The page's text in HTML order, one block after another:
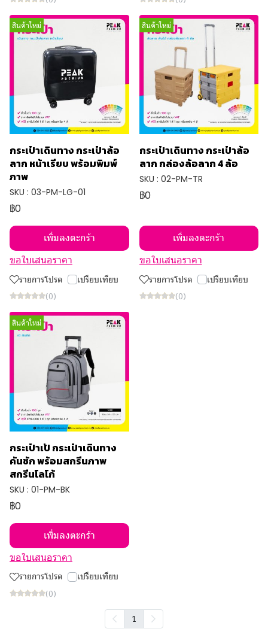
สินค้าใหม่
กระเป๋าเดินทาง กระเป๋าล้อ
ลาก หน้าเรียบ พร้อมพิมพ์
ภาพ
SKU : 03-PM-LG-01
฿0
เพิ่มลงตะกร้า
ขอใบเสนอราคา
รายการโปรด เปรียบเทียบ
(0)
สินค้าใหม่
กระเป๋าเดินทาง กระเป๋าล้อ
ลาก กล่องล้อลาก 4 ล้อ
SKU : 02-PM-TR
฿0
เพิ่มลงตะกร้า
ขอใบเสนอราคา
รายการโปรด เปรียบเทียบ
(0)
สินค้าใหม่
กระเป๋าเป้ กระเป๋าเดินทาง
คันชัก พร้อมสกรีนภาพ
สกรีนโลโก้
SKU : 01-PM-BK
฿0
เพิ่มลงตะกร้า
ขอใบเสนอราคา
รายการโปรด เปรียบเทียบ
(0)
1